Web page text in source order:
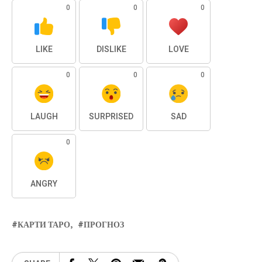
0
LIKE
0
DISLIKE
0
LOVE
0
LAUGH
0
SURPRISED
0
SAD
0
ANGRY
КАРТИ ТАРО ПРОГНОЗ